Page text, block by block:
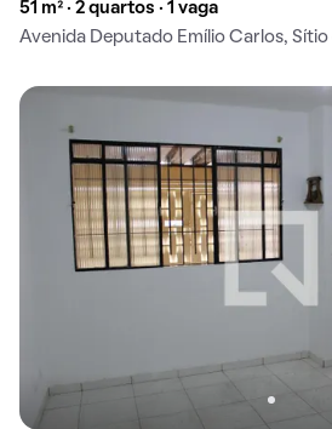
51 m² · 2 quartos · 1 vaga
Avenida Deputado Emílio Carlos, Sítio